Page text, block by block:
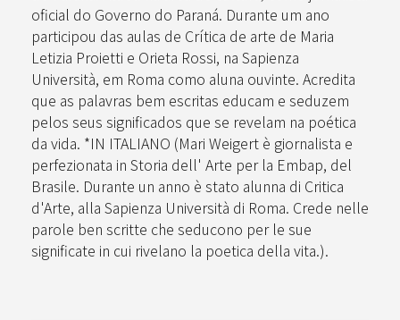
oficial do Governo do Paraná. Durante um ano
participou das aulas de Crítica de arte de Maria
Letizia Proietti e Orieta Rossi, na Sapienza
Università, em Roma como aluna ouvinte. Acredita
que as palavras bem escritas educam e seduzem
pelos seus significados que se revelam na poética
da vida. *IN ITALIANO (Mari Weigert è giornalista e
perfezionata in Storia dell' Arte per la Embap, del
Brasile. Durante un anno è stato alunna di Critica
d'Arte, alla Sapienza Università di Roma. Crede nelle
parole ben scritte che seducono per le sue
significate in cui rivelano la poetica della vita.).